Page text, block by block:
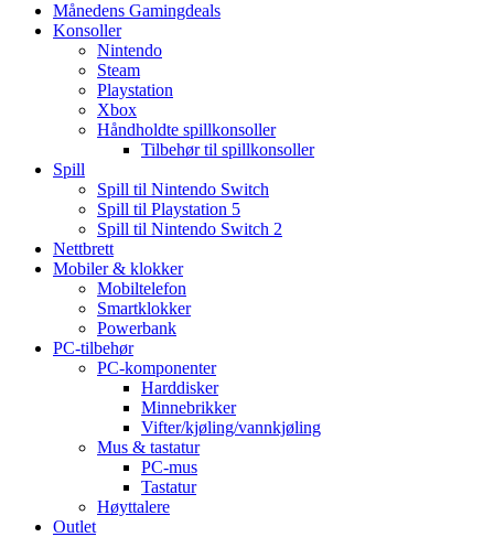
Månedens Gamingdeals
Konsoller
Nintendo
Steam
Playstation
Xbox
Håndholdte spillkonsoller
Tilbehør til spillkonsoller
Spill
Spill til Nintendo Switch
Spill til Playstation 5
Spill til Nintendo Switch 2
Nettbrett
Mobiler & klokker
Mobiltelefon
Smartklokker
Powerbank
PC-tilbehør
PC-komponenter
Harddisker
Minnebrikker
Vifter/kjøling/vannkjøling
Mus & tastatur
PC-mus
Tastatur
Høyttalere
Outlet